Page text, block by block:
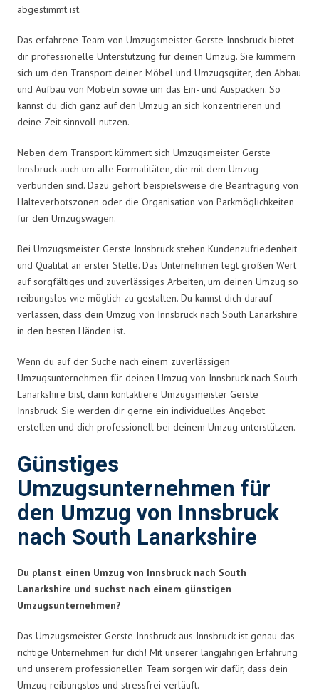
abgestimmt ist.
Das erfahrene Team von Umzugsmeister Gerste Innsbruck bietet
dir professionelle Unterstützung für deinen Umzug. Sie kümmern
sich um den Transport deiner Möbel und Umzugsgüter, den Abbau
und Aufbau von Möbeln sowie um das Ein- und Auspacken. So
kannst du dich ganz auf den Umzug an sich konzentrieren und
deine Zeit sinnvoll nutzen.
Neben dem Transport kümmert sich Umzugsmeister Gerste
Innsbruck auch um alle Formalitäten, die mit dem Umzug
verbunden sind. Dazu gehört beispielsweise die Beantragung von
Halteverbotszonen oder die Organisation von Parkmöglichkeiten
für den Umzugswagen.
Bei Umzugsmeister Gerste Innsbruck stehen Kundenzufriedenheit
und Qualität an erster Stelle. Das Unternehmen legt großen Wert
auf sorgfältiges und zuverlässiges Arbeiten, um deinen Umzug so
reibungslos wie möglich zu gestalten. Du kannst dich darauf
verlassen, dass dein Umzug von Innsbruck nach South Lanarkshire
in den besten Händen ist.
Wenn du auf der Suche nach einem zuverlässigen
Umzugsunternehmen für deinen Umzug von Innsbruck nach South
Lanarkshire bist, dann kontaktiere Umzugsmeister Gerste
Innsbruck. Sie werden dir gerne ein individuelles Angebot
erstellen und dich professionell bei deinem Umzug unterstützen.
Günstiges
Umzugsunternehmen für
den Umzug von Innsbruck
nach South Lanarkshire
Du planst einen Umzug von Innsbruck nach South
Lanarkshire und suchst nach einem günstigen
Umzugsunternehmen?
Das Umzugsmeister Gerste Innsbruck aus Innsbruck ist genau das
richtige Unternehmen für dich! Mit unserer langjährigen Erfahrung
und unserem professionellen Team sorgen wir dafür, dass dein
Umzug reibungslos und stressfrei verläuft.